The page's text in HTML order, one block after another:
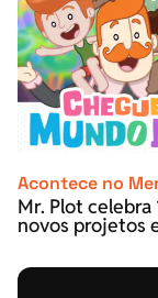
Acontece no
Mr. Plot
novos projetos